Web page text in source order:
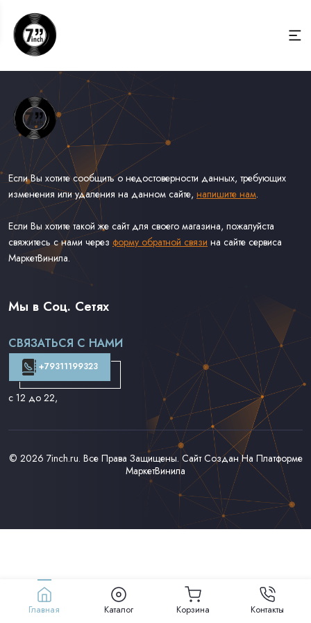
Если Вы хотите сообщить о недостоверности данных, требующих
изменения или удаления на данном сайте, напишите нам.
Если Вы хотите такой же сайт для своего магазина, пожалуйста
свяжитесь с нами через форму обратной связи на сайте сервиса
МаркетВинила.
Весь Каталог Винила на 7''
Рок на 7''
Доставка и Оплата
Контакты
Мы в Соц. Сетях
СВЯЗАТЬСЯ С НАМИ
+79311199323
с 12 до 22,
© 2026 7inch.ru. Все Права Защищены. Сайт Создан На Платформе
МаркетВинила
Главная Каталог Корзина Контакты